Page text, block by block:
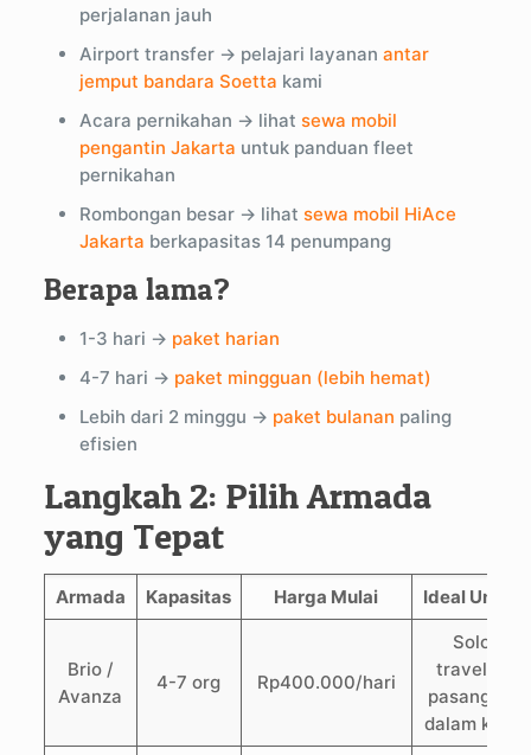
perjalanan jauh
Airport transfer → pelajari layanan antar
jemput bandara Soetta kami
Acara pernikahan → lihat sewa mobil
pengantin Jakarta untuk panduan fleet
pernikahan
Rombongan besar → lihat sewa mobil HiAce
Jakarta berkapasitas 14 penumpang
Berapa lama?
1-3 hari → paket harian
4-7 hari → paket mingguan (lebih hemat)
Lebih dari 2 minggu → paket bulanan paling
efisien
Langkah 2: Pilih Armada
yang Tepat
Armada Kapasitas Harga Mulai Ideal Untuk
Brio /
Avanza
4-7 org Rp400.000/hari
Solo
traveler,
pasangan,
dalam kota